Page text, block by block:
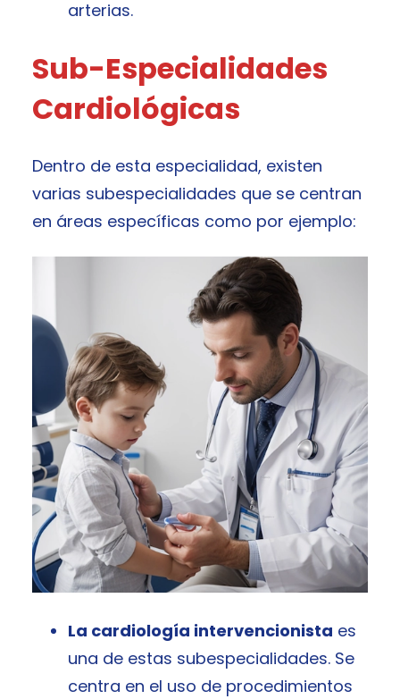
arterias.
Sub-Especialidades
Cardiológicas
Dentro de esta especialidad, existen
varias subespecialidades que se centran
en áreas específicas como por ejemplo:
La cardiología intervencionista es
una de estas subespecialidades. Se
centra en el uso de procedimientos